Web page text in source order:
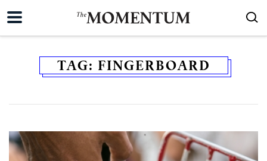
TAG: FINGERBOARD